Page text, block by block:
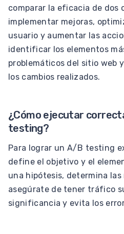
comparar la eficacia de dos
implementar mejoras,
usuario y aumentar las
identificar los elementos
problemáticos del sitio web
los cambios realizados.
¿Cómo ejecutar
testing?
Para lograr un A/B testing
define el objetivo y el
una hipótesis, determina
asegúrate de tener tráfico
significancia y evita los